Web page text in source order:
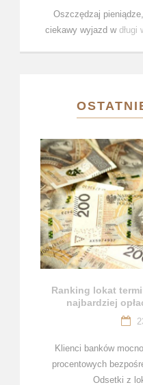
Oszczędzaj
ciekawy wyjazd w długi
Ranking lokat
najbardziej
Klienci banków
procentowych
Odsetki z